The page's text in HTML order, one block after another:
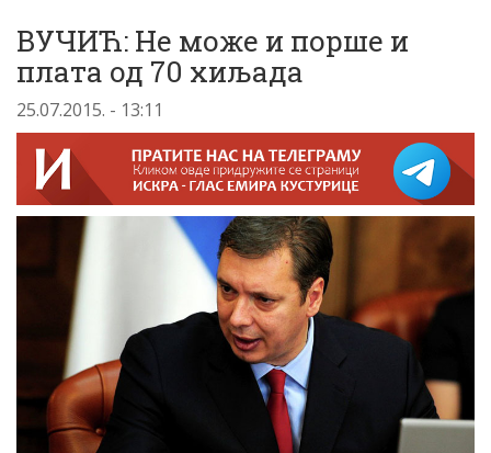
ВУЧИЋ: Не може и порше и
плата од 70 хиљада
25.07.2015. - 13:11